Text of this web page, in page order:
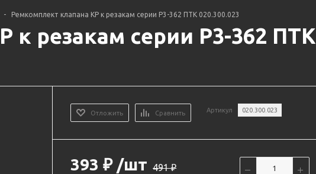
- Ремкомплект клапана КР к резакам серии Р3-362 ПТК 020.300.023
к резакам серии Р3-362 ПТК
Отложить Сравнить Артикул 020.300.023
393 ₽ /шт 491₽